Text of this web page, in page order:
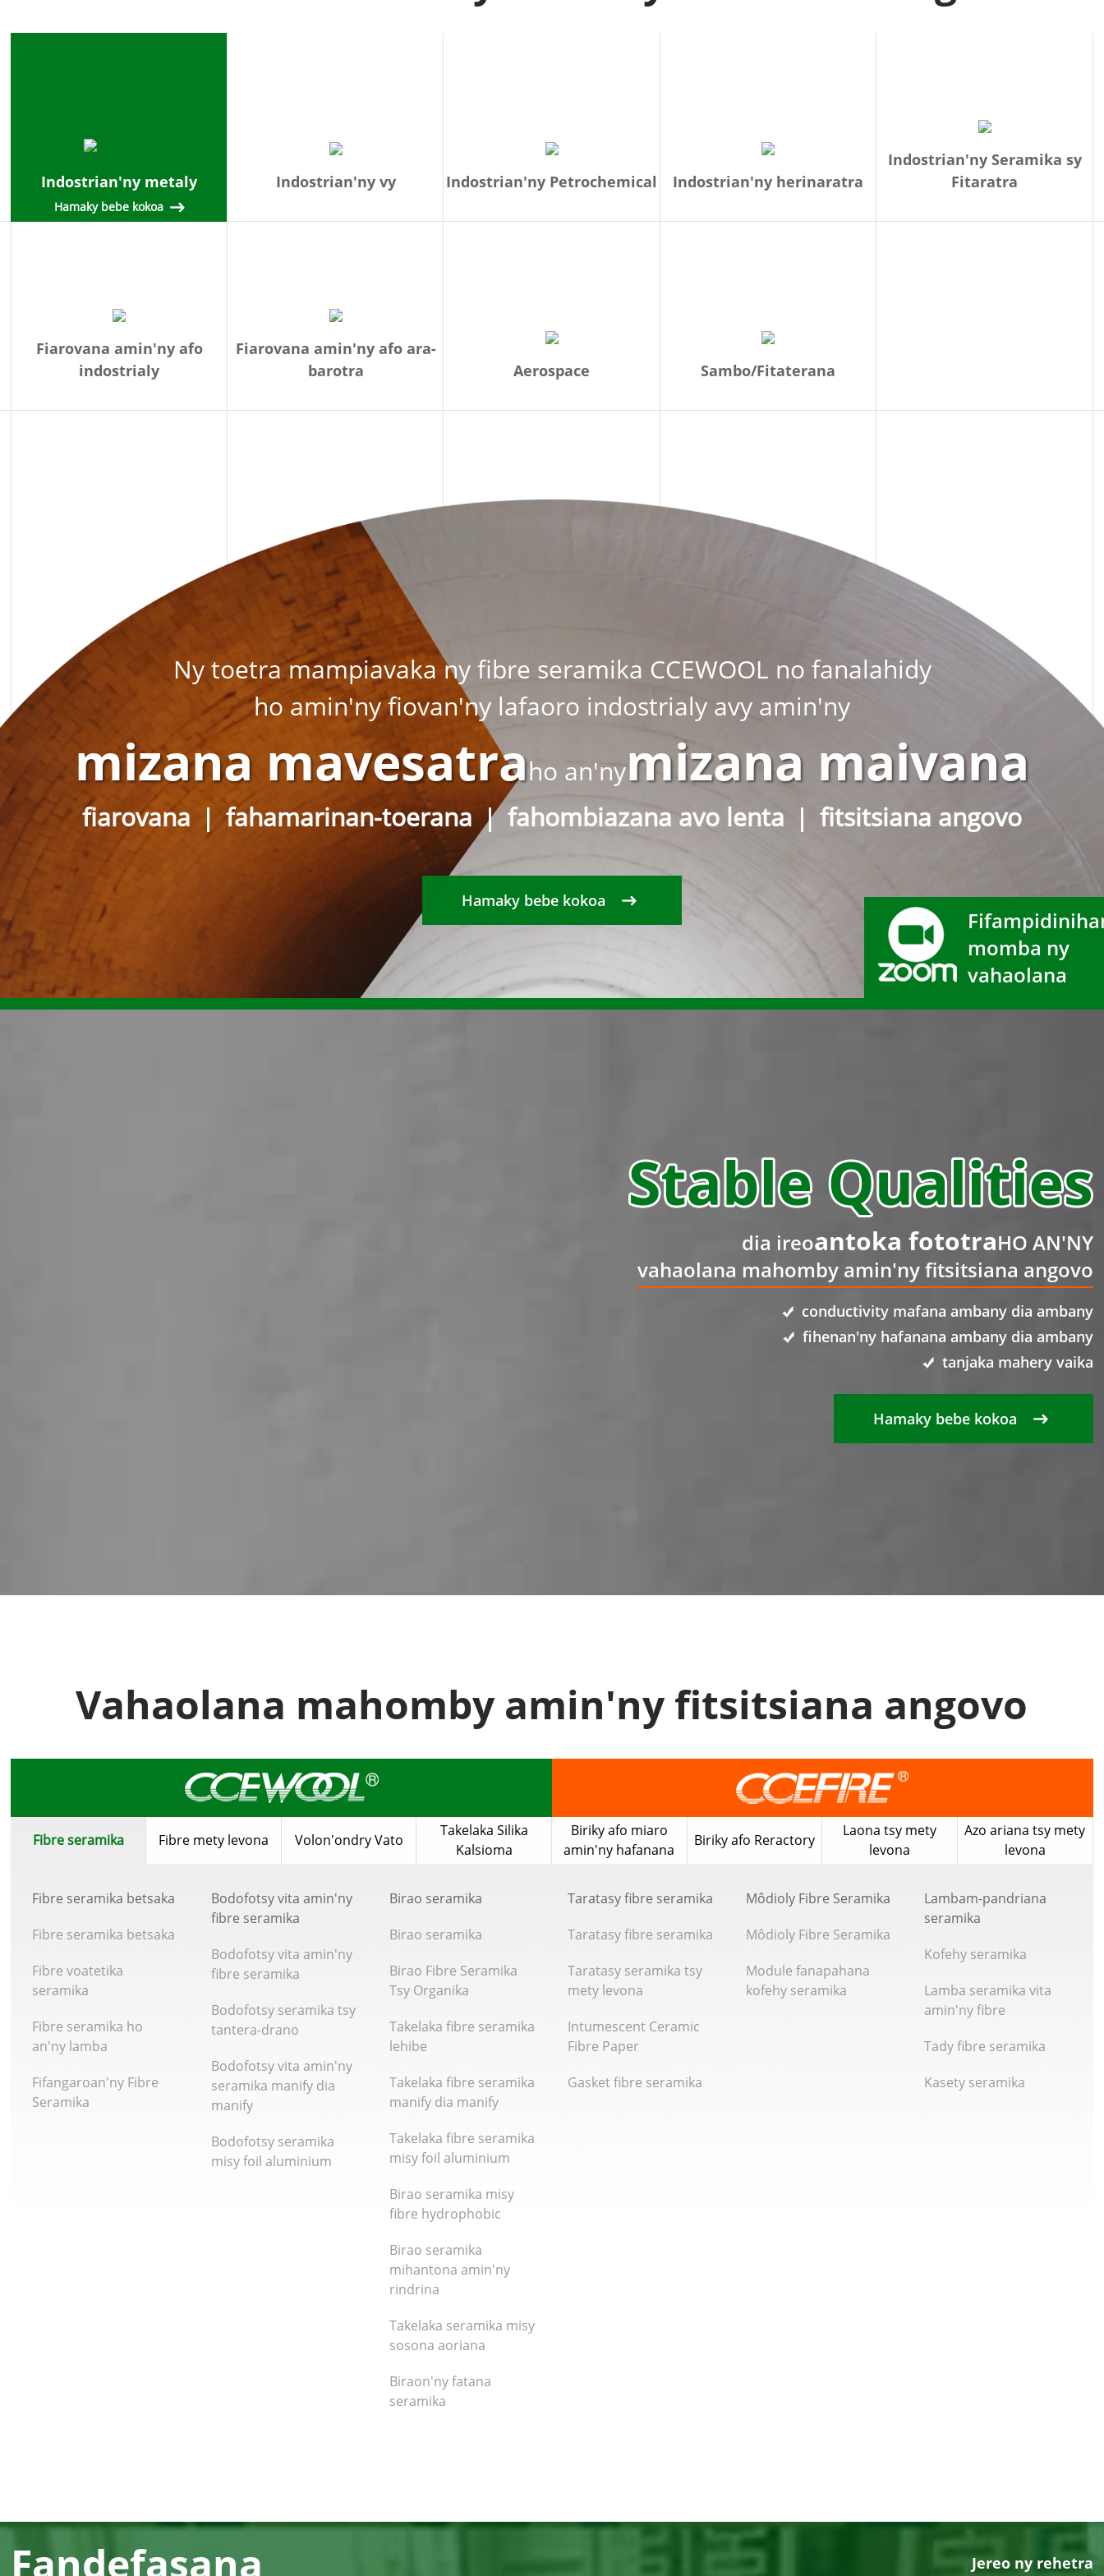
Indostrian'ny metaly
Hamaky bebe kokoa
Indostrian'ny vy Indostrian'ny Petrochemical Indostrian'ny herinaratra
Indostrian'ny Seramika sy
Fitaratra
Fiarovana amin'ny afo
indostrialy
Fiarovana amin'ny afo ara-
barotra
Aerospace Sambo/Fitaterana
Ny toetra mampiavaka ny fibre seramika CCEWOOL no fanalahidy
ho amin'ny fiovan'ny lafaoro indostrialy avy amin'ny
mizana mavesatraho an'nymizana maivana
fiarovana fahamarinan-toerana fahombiazana avo lenta fitsitsiana angovo
Hamaky bebe kokoa
momba ny
vahaolana
dia ireoantoka fototraHO AN'NY
vahaolana mahomby amin'ny fitsitsiana angovo
conductivity mafana ambany dia ambany
fihenan'ny hafanana ambany dia ambany
tanjaka mahery vaika
Hamaky bebe kokoa
Vahaolana mahomby amin'ny fitsitsiana angovo
Fibre seramika Fibre mety levona Volon'ondry Vato
Takelaka Silika
Kalsioma
Biriky afo miaro
amin'ny hafanana
Biriky afo Reractory
Laona tsy mety
levona
Azo ariana tsy mety
levona
Fibre seramika betsaka
Fibre seramika betsaka
Fibre voatetika
seramika
Fibre seramika ho
an'ny lamba
Fifangaroan'ny Fibre
Seramika
Bodofotsy vita amin'ny
fibre seramika
Bodofotsy vita amin'ny
fibre seramika
Bodofotsy seramika tsy
tantera-drano
Bodofotsy vita amin'ny
seramika manify dia
manify
Bodofotsy seramika
misy foil aluminium
Birao seramika
Birao seramika
Birao Fibre Seramika
Tsy Organika
Takelaka fibre seramika
lehibe
Takelaka fibre seramika
manify dia manify
Takelaka fibre seramika
misy foil aluminium
Birao seramika misy
fibre hydrophobic
Birao seramika
mihantona amin'ny
rindrina
Takelaka seramika misy
sosona aoriana
Biraon'ny fatana
seramika
Taratasy fibre seramika
Taratasy fibre seramika
Taratasy seramika tsy
mety levona
Intumescent Ceramic
Fibre Paper
Gasket fibre seramika
Môdioly Fibre Seramika
Môdioly Fibre Seramika
Module fanapahana
kofehy seramika
Lambam-pandriana
seramika
Kofehy seramika
Lamba seramika vita
amin'ny fibre
Tady fibre seramika
Kasety seramika
Fandefasana Jereo ny rehetra